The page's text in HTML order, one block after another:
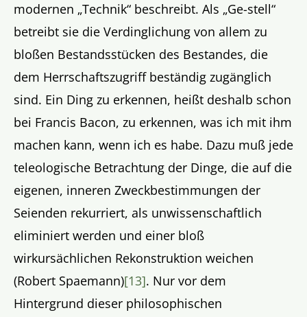
modernen „Technik“ beschreibt. Als „Ge-stell“
betreibt sie die Verdinglichung von allem zu
bloßen Bestandsstücken des Bestandes, die
dem Herrschaftszugriff beständig zugänglich
sind. Ein Ding zu erkennen, heißt deshalb schon
bei Francis Bacon, zu erkennen, was ich mit ihm
machen kann, wenn ich es habe. Dazu muß jede
teleologische Betrachtung der Dinge, die auf die
eigenen, inneren Zweckbestimmungen der
Seienden rekurriert, als unwissenschaftlich
eliminiert werden und einer bloß
wirkursächlichen Rekonstruktion weichen
(Robert Spaemann)[13]. Nur vor dem
Hintergrund dieser philosophischen